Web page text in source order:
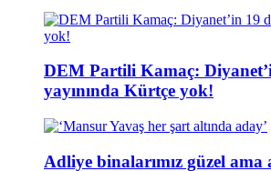
DEM Partili Kamaç:
yayınında Kürtçe yok!
Adliye binalarımız güzel ama